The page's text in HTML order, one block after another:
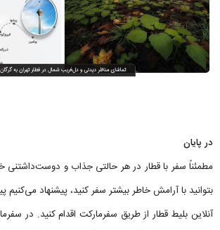
در پایان
مطمئناً سفر با قطار در هر حالتی جذاب و دوست‌داشتنی
بتوانید با آرامش خاطر بیشتر سفر کنید، پیشنهاد می‌کنیم
آنلاین بلیط قطار از طریق سفرمارکت اقدام کنید. در